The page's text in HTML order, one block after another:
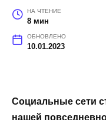
НА ЧТЕНИЕ
8 мин
ОБНОВЛЕНО
10.01.2023
Социальные сети
нашей